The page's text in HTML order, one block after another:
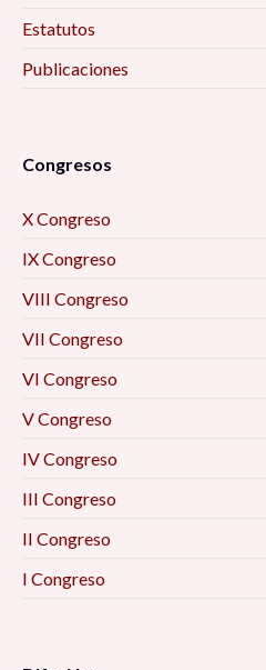
Estatutos
Publicaciones
Congresos
X Congreso
IX Congreso
VIII Congreso
VII Congreso
VI Congreso
V Congreso
IV Congreso
III Congreso
II Congreso
I Congreso